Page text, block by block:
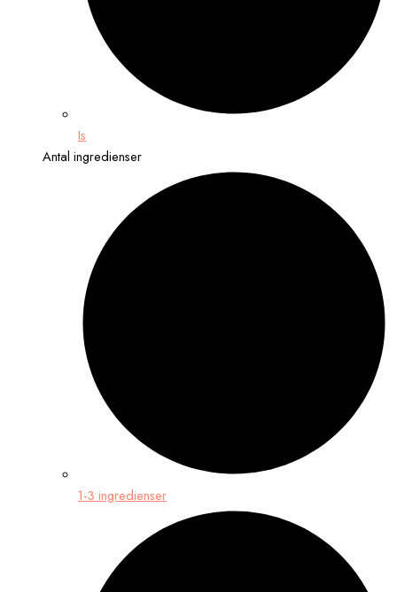
Is
Antal ingredienser
1-3 ingredienser